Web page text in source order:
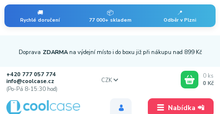
🚚
Rychlé doručení
📦
77 000+ skladem
📍
Odběr v Plzni
Nabídka 📲
Doprava ZDARMA na výdejní místo i do boxu již při nákupu nad 899 Kč
+420 777 057 774
info@coolcase.cz
(Po-Pá 8-15:30 hod)
CZK
0 ks
0 Kč